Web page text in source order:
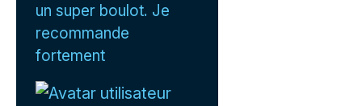
un super boulot. Je
recommande
fortement